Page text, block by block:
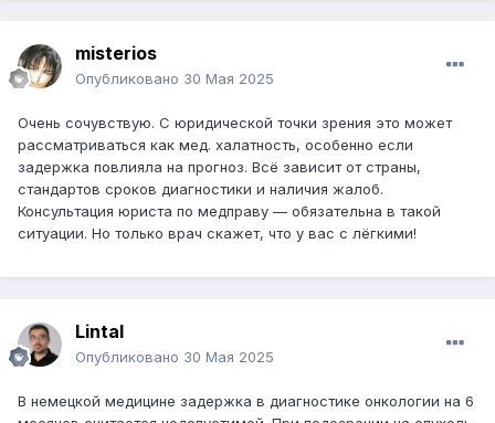
misterios
Опубликовано 30 Мая 2025
Очень сочувствую. С юридической точки зрения это может
рассматриваться как мед. халатность, особенно если
задержка повлияла на прогноз. Всё зависит от страны,
стандартов сроков диагностики и наличия жалоб.
Консультация юриста по медправу — обязательна в такой
ситуации. Но только врач скажет, что у вас с лёгкими!
Lintal
Опубликовано 30 Мая 2025
В немецкой медицине задержка в диагностике онкологии на 6